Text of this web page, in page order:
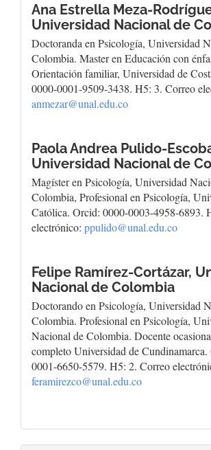
Ana Estrella Meza-
Universidad Nacional de
Doctoranda en Psicología, Universidad
Colombia. Master en Educación con
Orientación familiar, Universidad de
0000-0001-9509-3438. H5: 3. Correo
anmezar@unal.edu.co
Paola Andrea Pulido-
Universidad Nacional de
Magíster en Psicología, Universidad
Colombia, Profesional en Psicología,
Católica. Orcid: 0000-0003-4958-6893.
electrónico: ppulido@unal.edu.co
Felipe Ramírez-Cortázar,
Nacional de Colombia
Doctorando en Psicología, Universidad
Colombia. Profesional en Psicología,
Nacional de Colombia. Docente
completo Universidad de
0001-6650-5579. H5: 2. Correo
feramirezco@unal.edu.co